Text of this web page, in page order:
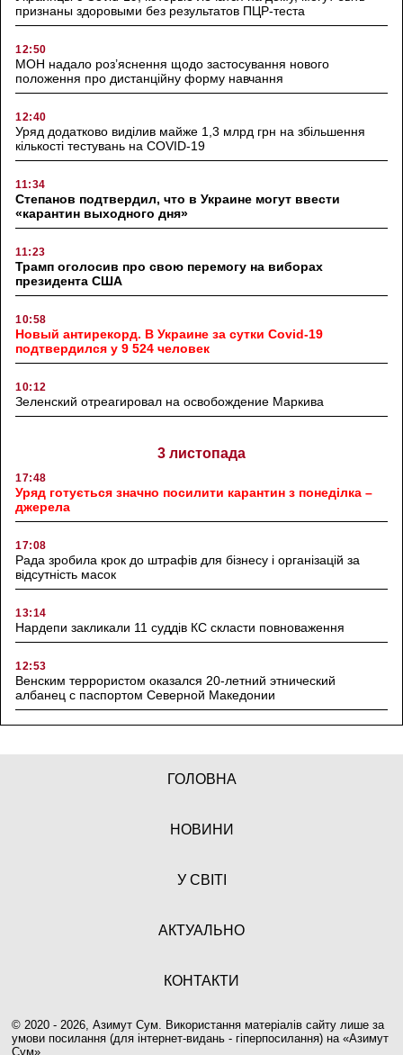
признаны здоровыми без результатов ПЦР-теста
12:50
МОН надало роз’яснення щодо застосування нового
положення про дистанційну форму навчання
12:40
Уряд додатково виділив майже 1,3 млрд грн на збільшення
кількості тестувань на COVID-19
11:34
Степанов подтвердил, что в Украине могут ввести
«карантин выходного дня»
11:23
Трамп оголосив про свою перемогу на виборах
президента США
10:58
Новый антирекорд. В Украине за сутки Covid-19
подтвердился у 9 524 человек
10:12
Зеленский отреагировал на освобождение Маркива
3 листопада
17:48
Уряд готується значно посилити карантин з понеділка –
джерела
17:08
Рада зробила крок до штрафів для бізнесу і організацій за
відсутність масок
13:14
Нардепи закликали 11 суддів КС скласти повноваження
12:53
Венским террористом оказался 20-летний этнический
албанец с паспортом Северной Македонии
ГОЛОВНА
НОВИНИ
У СВІТІ
АКТУАЛЬНО
КОНТАКТИ
© 2020 - 2026, Азимут Сум. Використання матеріалів сайту лише за
умови посилання (для інтернет-видань - гіперпосилання) на «Азимут
Сум».